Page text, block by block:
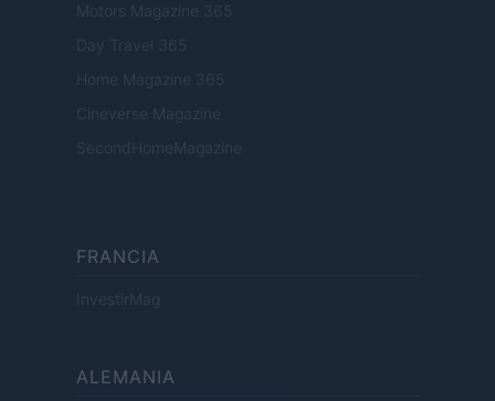
Motors Magazine 365
Day Travel 365
Home Magazine 365
Cineverse Magazine
SecondHomeMagazine
FRANCIA
InvestirMag
ALEMANIA